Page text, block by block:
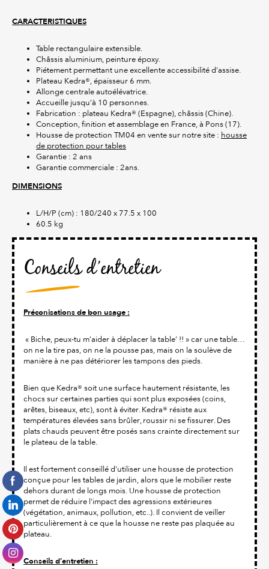
CARACTERISTIQUES
Table rectangulaire extensible.
Châssis aluminium, peinture époxy.
Piétement permettant une excellente accessibilité d’assise.
Plateau Kedra®, épaisseur 6 mm.
Allonge centrale autoélévatrice.
Accueille jusqu’à 10 personnes.
Fabrication : plateau Kedra® (Espagne), châssis (Chine).
Conception, finition et assemblage en France, à Pons (17).
Housse de protection TM04 en vente sur notre site : housse
de protection pour tables
Garantie : 2 ans
Garantie commerciale : 2ans.
DIMENSIONS
L/H/P (cm) : 180/240 x 77.5 x 100
60.5 kg
Conseils d’entretien
Préconisations de bon usage :
« Biche, peux-tu m’aider à déplacer la table’ !! » car une table…
on ne la tire pas, on ne la pousse pas, mais on la soulève de
manière à ne pas détériorer les tampons des pieds.
Bien que Kedra® soit une surface hautement résistante, les
chocs sur certaines parties qui sont plus exposées (coins,
arêtes, biseaux, etc), sont à éviter. Kedra® résiste aux
températures élevées sans brûler, roussir ni se fissurer. Des
plats chauds peuvent être posés sans crainte directement sur
le plateau de la table.
Il est fortement conseillé d'utiliser une housse de protection
conçue pour les tables de jardin, alors que le mobilier reste
dehors durant de longs mois. Une housse de protection
permet de réduire l'impact des agressions extérieures
(végétation, animaux, pollution, etc..). Il convient de veiller
particulièrement à ce que la housse ne reste pas plaquée au
plateau.
Conseils d’entretien :